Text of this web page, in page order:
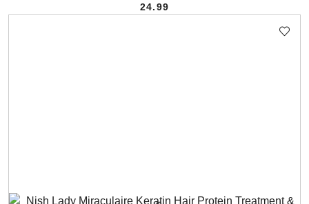
Cena:
24.99